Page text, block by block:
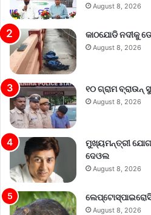
August 8, 2026
କାଠଯୋଡି ନଦୀକୁ
August 8, 2026
୧୦ ଗ୍ରାମ
August 8, 2026
ମୁଖ୍ୟମନ୍ତ୍ରୀ
ଦେଓଲ
August 8, 2026
August 8, 2026